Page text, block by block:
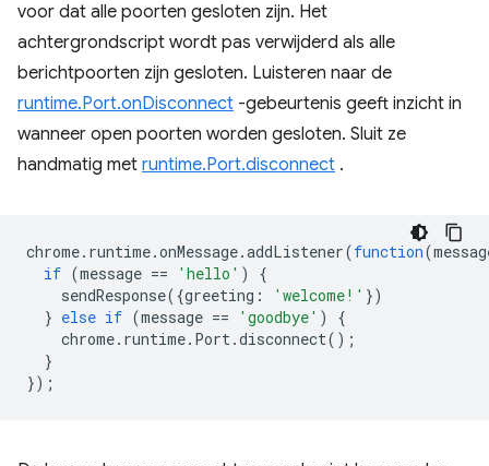
voor dat alle poorten gesloten zijn. Het
achtergrondscript wordt pas verwijderd als alle
berichtpoorten zijn gesloten. Luisteren naar de
runtime.Port.onDisconnect -gebeurtenis geeft inzicht in
wanneer open poorten worden gesloten. Sluit ze
handmatig met runtime.Port.disconnect .
chrome. runtime.onMessage.addListener(function(
if (message == 'hello' )
{
sendResponse({greeting : 'welcome!' })
} else if (message == 'goodbye' )
{
chrome. runtime. Port.disconnect();
}
});